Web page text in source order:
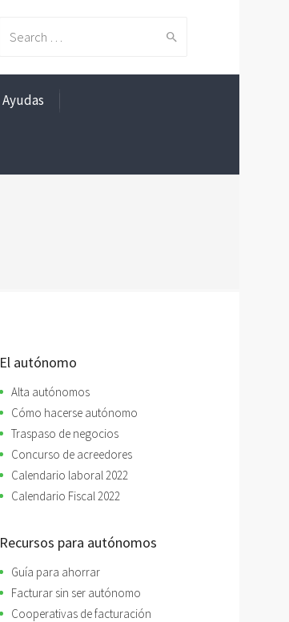
Ayudas
El autónomo
Alta autónomos
Cómo hacerse autónomo
Traspaso de negocios
Concurso de acreedores
Calendario laboral 2022
Calendario Fiscal 2022
Recursos para autónomos
Guía para ahorrar
Facturar sin ser autónomo
Cooperativas de facturación